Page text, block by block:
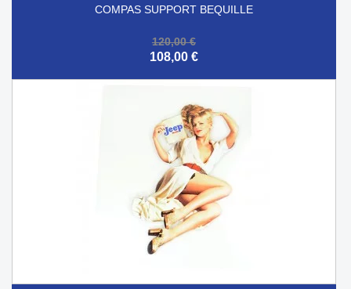
COMPAS SUPPORT BEQUILLE
120,00 €
108,00 €